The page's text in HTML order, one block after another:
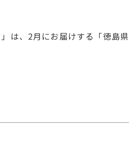
は、2月にお届けする「徳島県